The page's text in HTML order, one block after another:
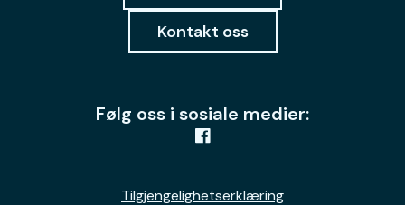
Kontakt oss
Følg oss i sosiale medier:
Tilgjengelighetserklæring